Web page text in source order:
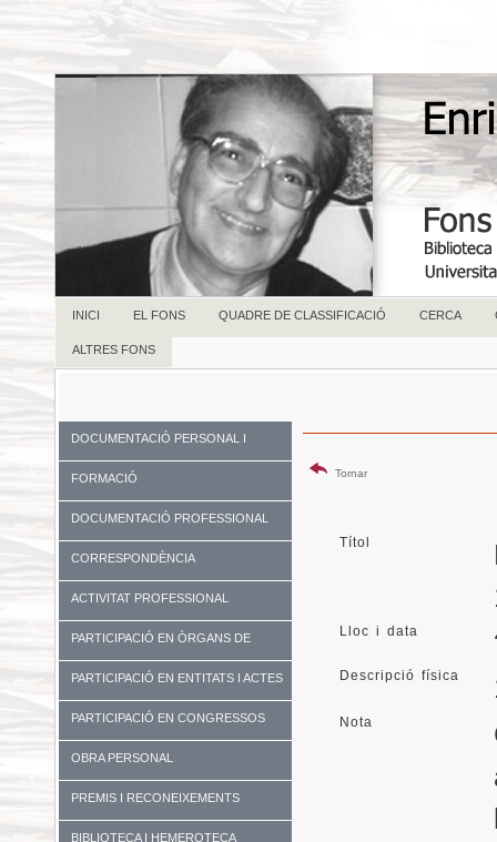
INICI EL FONS QUADRE DE CLASSIFICACIÓ CERCA
ALTRES FONS
DOCUMENTACIÓ PERSONAL I
FAMILIAR
FORMACIÓ
DOCUMENTACIÓ PROFESSIONAL
CORRESPONDÈNCIA
ACTIVITAT PROFESSIONAL
PARTICIPACIÓ EN ÒRGANS DE
GOVERN I UNIVERSITATS
PARTICIPACIÓ EN ENTITATS I ACTES
DIVERSOS
PARTICIPACIÓ EN CONGRESSOS
OBRA PERSONAL
PREMIS I RECONEIXEMENTS
BIBLIOTECA I HEMEROTECA
Tornar
Títol
Lloc i data
Descripció física
Nota